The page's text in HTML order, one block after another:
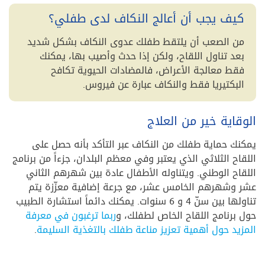
كيف يجب أن أعالج النكاف لدى طفلي؟
من الصعب أن يلتقط طفلك عدوى النكاف بشكل شديد
بعد تناول اللقاح، ولكن إذا حدث وأصيب بها، يمكنك
فقط معالجة الأعراض، فالمضادات الحيوية تكافح
البكتيريا فقط والنكاف عبارة عن فيروس.
الوقاية خير من العلاج
يمكنك حماية طفلك من النكاف عبر التأكد بأنه حصل على
اللقاح الثلاثي الذي يعتبر وفي معظم البلدان، جزءاً من برنامج
اللقاح الوطني. ويتناوله الأطفال عادة بين شهرهم الثاني
عشر وشهرهم الخامس عشر، مع جرعة إضافية معزّزة يتم
تناولها بين سنّ 4 و 6 سنوات. يمكنك دائماً استشارة الطبيب
حول برنامج اللقاح الخاص لطفلك، وربما ترغبون في معرفة
المزيد حول أهمية تعزيز مناعة طفلك بالتغذية السليمة.